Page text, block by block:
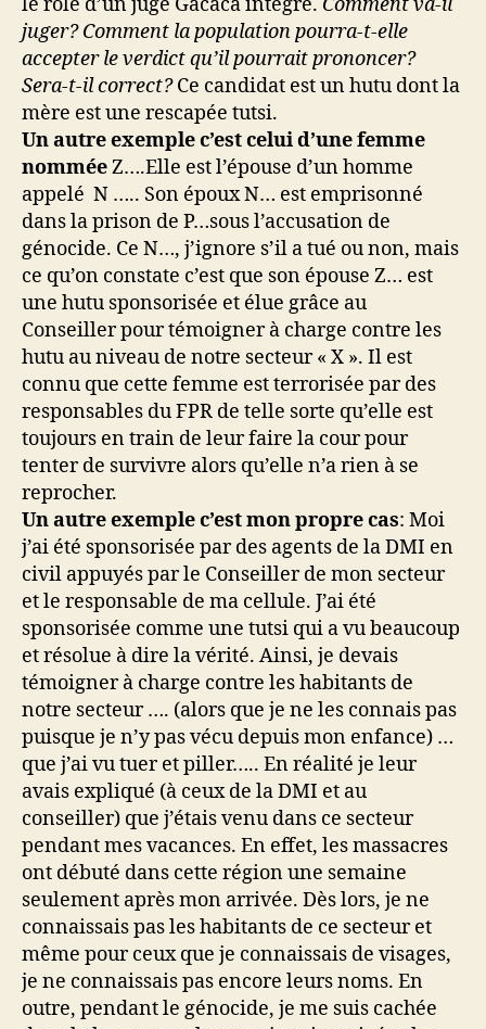
juger? Comment la population pourra-t-elle
accepter le verdict qu’il pourrait prononcer?
Sera-t-il correct?Ce candidat est un hutu dont la
mère est une rescapée tutsi.
Un autre exemple c’est celui d’une femme
nomméeZ….Elle est l’épouse d’un homme
appelé N ….. Son époux N… est emprisonné
dans la prison de P…sous l’accusation de
génocide. Ce N…, j’ignore s’il a tué ou non, mais
ce qu’on constate c’est que son épouse Z… est
une hutu sponsorisée et élue grâce au
Conseiller pour témoigner à charge contre les
hutu au niveau de notre secteur « X ». Il est
connu que cette femme est terrorisée par des
responsables du FPR de telle sorte qu’elle est
toujours en train de leur faire la cour pour
tenter de survivre alors qu’elle n’a rien à se
reprocher.
Un autre exemple c’est mon propre cas: Moi
j’ai été sponsorisée par des agents de la DMI en
civil appuyés par le Conseiller de mon secteur
et le responsable de ma cellule. J’ai été
sponsorisée comme une tutsi qui a vu beaucoup
et résolue à dire la vérité. Ainsi, je devais
témoigner à charge contre les habitants de
notre secteur …. (alors que je ne les connais pas
puisque je n’y pas vécu depuis mon enfance) …
que j’ai vu tuer et piller….. En réalité je leur
avais expliqué (à ceux de la DMI et au
conseiller) que j’étais venu dans ce secteur
pendant mes vacances. En effet, les massacres
ont débuté dans cette région une semaine
seulement après mon arrivée. Dès lors, je ne
connaissais pas les habitants de ce secteur et
même pour ceux que je connaissais de visages,
je ne connaissais pas encore leurs noms. En
outre, pendant le génocide, je me suis cachée